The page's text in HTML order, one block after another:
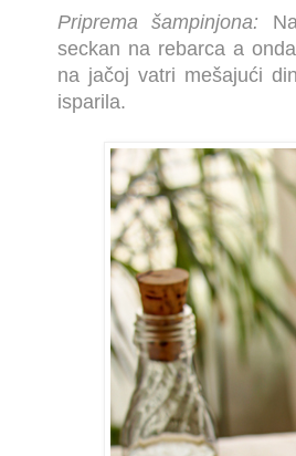
Priprema šampinjona:
seckan na rebarca a
na jačoj vatri mešajući
isparila.